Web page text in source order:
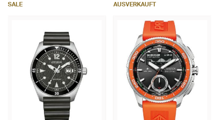
SALE AUSVERKAUFT